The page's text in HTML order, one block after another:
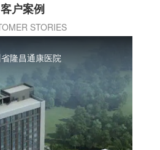
客户案例
STORIES
隆昌通康医院